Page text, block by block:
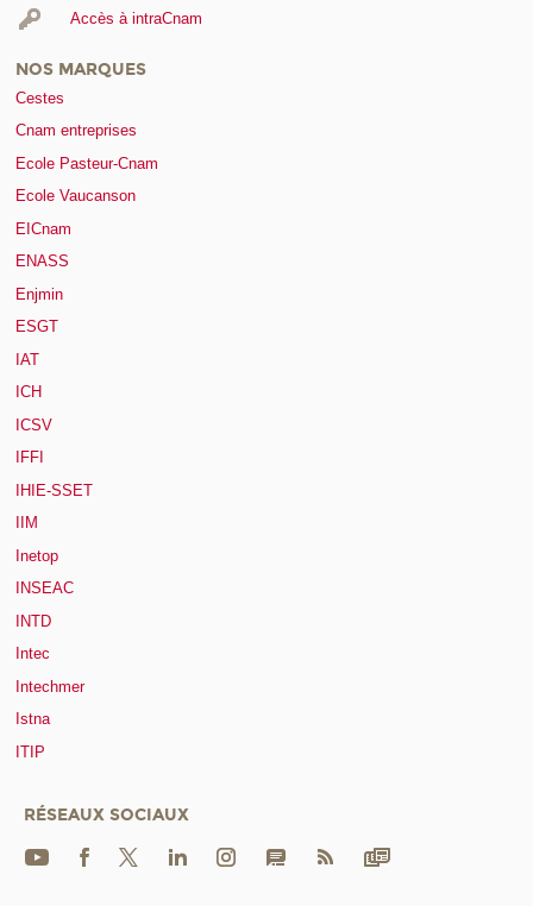
Accès à intraCnam
NOS MARQUES
Cestes
Cnam entreprises
Ecole Pasteur-Cnam
Ecole Vaucanson
EICnam
ENASS
Enjmin
ESGT
IAT
ICH
ICSV
IFFI
IHIE-SSET
IIM
Inetop
INSEAC
INTD
Intec
Intechmer
Istna
ITIP
RÉSEAUX SOCIAUX